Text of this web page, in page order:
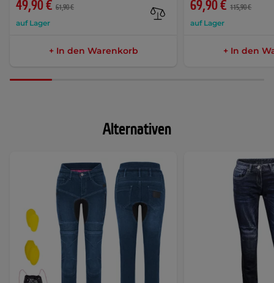
49,90 € 61,90 €
auf Lager
+ In den Warenkorb
69,90 € 115,90 €
auf Lager
+ In den
Alternativen